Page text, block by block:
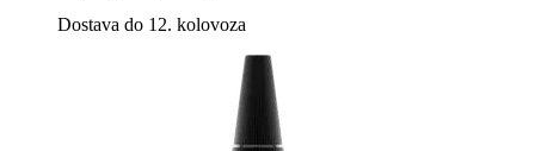
Dostava do 12. kolovoza